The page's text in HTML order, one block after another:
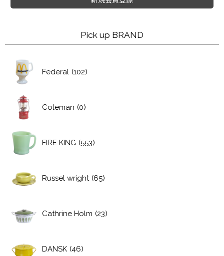
Pick up BRAND
Federal (102)
Coleman (0)
FIRE KING (553)
Russel wright (65)
Cathrine Holm (23)
DANSK (46)